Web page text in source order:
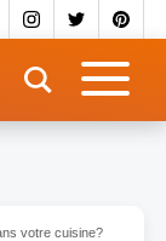
votre cuisine?